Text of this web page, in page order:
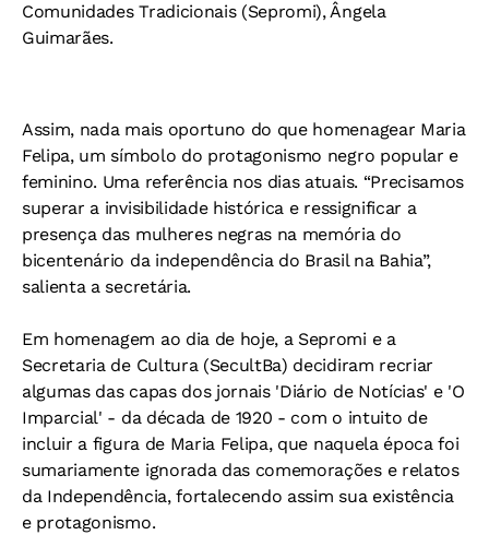
Comunidades Tradicionais (Sepromi), Ângela
Guimarães.
Assim, nada mais oportuno do que homenagear Maria
Felipa, um símbolo do protagonismo negro popular e
feminino. Uma referência nos dias atuais. “Precisamos
superar a invisibilidade histórica e ressignificar a
presença das mulheres negras na memória do
bicentenário da independência do Brasil na Bahia”,
salienta a secretária.
Em homenagem ao dia de hoje, a Sepromi e a
Secretaria de Cultura (SecultBa) decidiram recriar
algumas das capas dos jornais 'Diário de Notícias' e 'O
Imparcial' - da década de 1920 - com o intuito de
incluir a figura de Maria Felipa, que naquela época foi
sumariamente ignorada das comemorações e relatos
da Independência, fortalecendo assim sua existência
e protagonismo.